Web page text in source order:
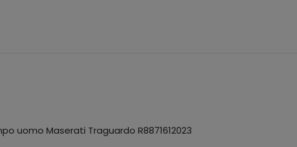
uomo Maserati Traguardo R8871612023